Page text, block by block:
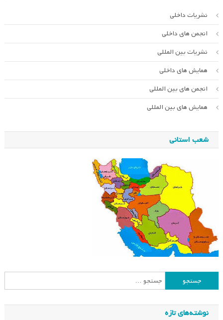
نشریات داخلی
انجمن های داخلی
نشریات بین المللی
همایش های داخلی
انجمن های بین المللی
همایش های بین المللی
شعب استانی
جستجو
برای:
نوشته‌های تازه